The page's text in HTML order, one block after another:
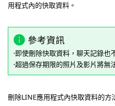
用程式內的快取資料。
參考資訊
⋅即使刪除快取資料，聊天記錄也
⋅超過保存期限的照片及影片將無
刪除LINE應用程式內快取資料的方